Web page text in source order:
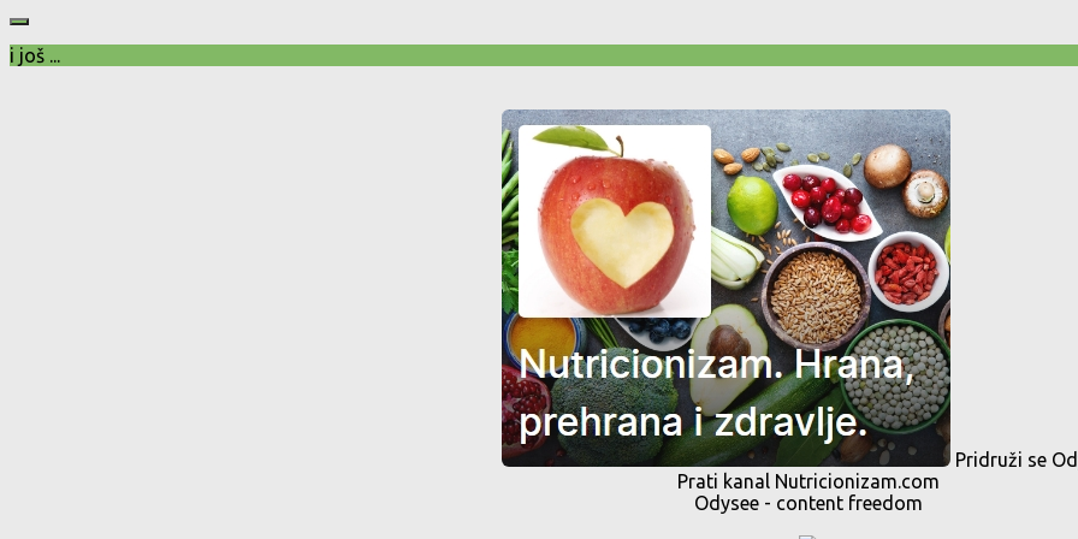
i još ...
Pridruži se
Prati kanal Nutricionizam.com
Odysee - content freedom